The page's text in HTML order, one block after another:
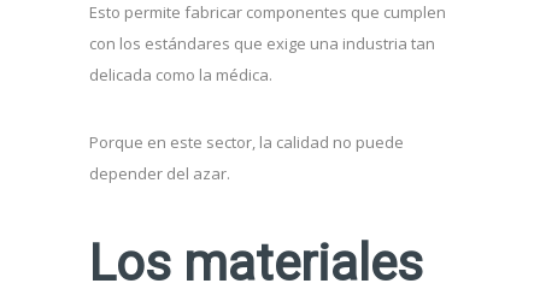
Esto permite fabricar componentes que cumplen
con los estándares que exige una industria tan
delicada como la médica.
Porque en este sector, la calidad no puede
depender del azar.
Los materiales